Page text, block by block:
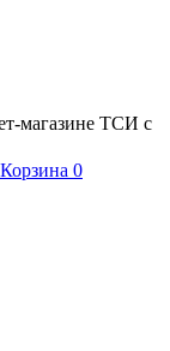
магазине ТСИ с
Корзина 0